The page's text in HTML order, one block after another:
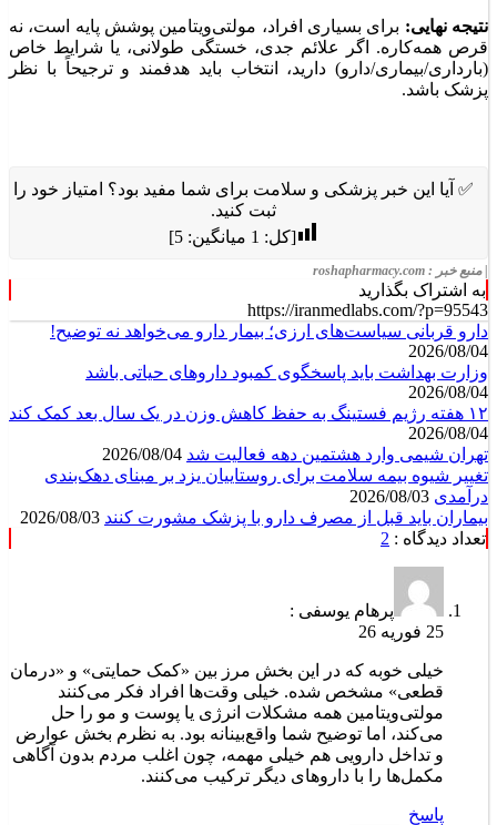
نتیجه نهایی: برای بسیاری افراد، مولتی‌ویتامین پوشش پایه است، نه
قرص همه‌کاره. اگر علائم جدی، خستگی طولانی، یا شرایط خاص
(بارداری/بیماری/دارو) دارید، انتخاب باید هدفمند و ترجیحاً با نظر
پزشک باشد.
✅ آیا این خبر پزشکی و سلامت برای شما مفید بود؟ امتیاز خود را
ثبت کنید.
[کل: 1 میانگین:5
]
| منبع خبر : roshapharmacy.com
به اشتراک بگذارید
https://iranmedlabs.com/?p=95543
دارو قربانی سیاست‌های ارزی؛ بیمار دارو می‌خواهد نه توضیح!
2026/08/04
وزارت بهداشت باید پاسخگوی کمبود داروهای حیاتی باشد
2026/08/04
۱۲ هفته رژیم فستینگ به حفظ کاهش وزن در یک سال بعد کمک کند
2026/08/04
تهران شیمی وارد هشتمین دهه فعالیت شد
تغییر شیوه بیمه سلامت برای روستاییان یزد بر مبنای دهک‌بندی
درآمدی
بیماران باید قبل از مصرف دارو با پزشک مشورت کنند
تعداد دیدگاه : 2
پرهام یوسفی :
25 فوریه 26
خیلی خوبه که در این بخش مرز بین «کمک حمایتی» و «درمان
قطعی» مشخص شده. خیلی وقت‌ها افراد فکر می‌کنند
مولتی‌ویتامین همه مشکلات انرژی یا پوست و مو را حل
می‌کند، اما توضیح شما واقع‌بینانه بود. به نظرم بخش عوارض
و تداخل دارویی هم خیلی مهمه، چون اغلب مردم بدون آگاهی
مکمل‌ها را با داروهای دیگر ترکیب می‌کنند.
پاسخ